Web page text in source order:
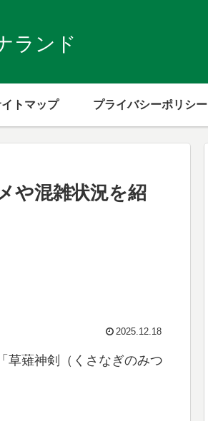
ランド
トマップ プライバシーポリシー
や混雑状況を紹
2025.12.18
草薙神剣（くさなぎのみつ